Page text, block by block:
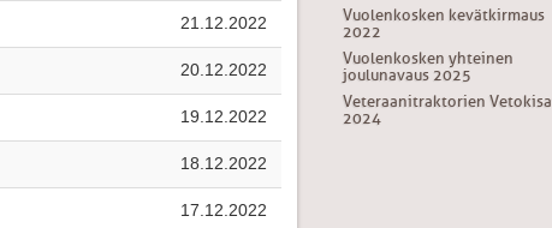
21.12.2022
20.12.2022
19.12.2022
18.12.2022
17.12.2022
Vuolenkosken kevätkirmaus
2022
Vuolenkosken yhteinen
joulunavaus 2025
Veteraanitraktorien
2024